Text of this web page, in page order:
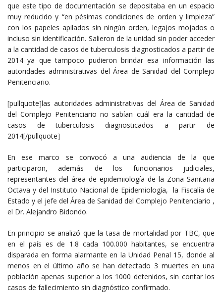
que este tipo de documentación se depositaba en un espacio
muy reducido y “en pésimas condiciones de orden y limpieza”
con los papeles apilados sin ningún orden, legajos mojados o
incluso sin identificación. Salieron de la unidad sin poder acceder
a la cantidad de casos de tuberculosis diagnosticados a partir de
2014 ya que tampoco pudieron brindar esa información las
autoridades administrativas del Área de Sanidad del Complejo
Penitenciario.
[pullquote]las autoridades administrativas del Área de Sanidad
del Complejo Penitenciario no sabían cuál era la cantidad de
casos de tuberculosis diagnosticados a partir de
2014[/pullquote]
En ese marco se convocó a una audiencia de la que
participaron, además de los funcionarios judiciales,
representantes del área de epidemiología de la Zona Sanitaria
Octava y del Instituto Nacional de Epidemiología, la Fiscalía de
Estado y el jefe del Área de Sanidad del Complejo Penitenciario ,
el Dr. Alejandro Bidondo.
En principio se analizó que la tasa de mortalidad por TBC, que
en el país es de 1.8 cada 100.000 habitantes, se encuentra
disparada en forma alarmante en la Unidad Penal 15, donde al
menos en el último año se han detectado 3 muertes en una
población apenas superior a los 1000 detenidos, sin contar los
casos de fallecimiento sin diagnóstico confirmado.